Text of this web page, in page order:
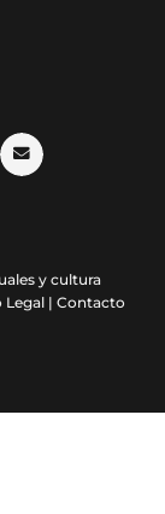
y cultura
Legal | Contacto